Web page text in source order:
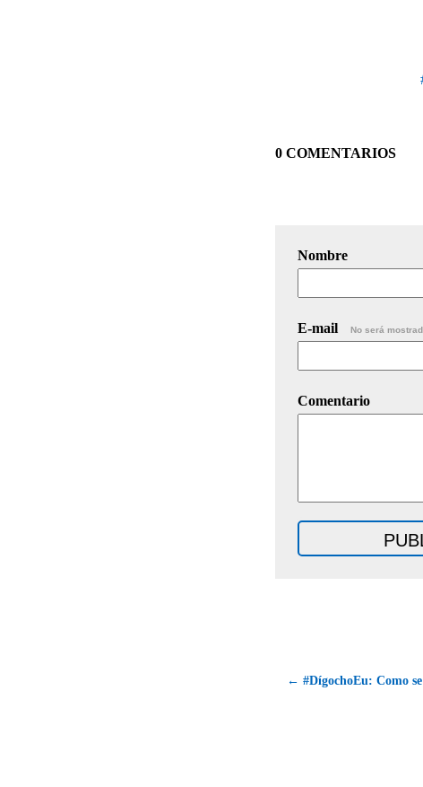
0 COMENTARIOS
Nombre
E-mail No será
Comentario
← #DígochoEu: Como